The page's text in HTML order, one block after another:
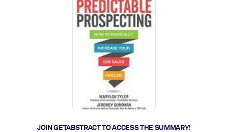
Equip your employees with critical AI skills.
Leadership Development
Prepare your leaders for the next era of work.
Collaborative Learning
Make it easy for teams to learn together, solve real problems, and
Upskilling & Reskilling
JOIN GETABSTRACT TO ACCESS THE SUMMARY!